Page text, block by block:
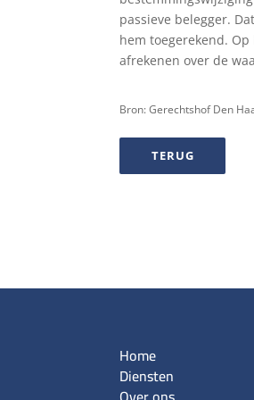
passieve belegger.
hem toegerekend.
afrekenen over de
Bron: Gerechtshof Den
TERUG
Home
Diensten